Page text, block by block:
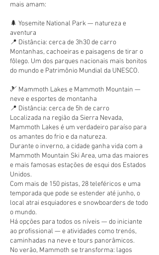
mais amam:
🌲 Yosemite National Park — natureza e
aventura
📍 Distância: cerca de 3h30 de carro
Montanhas, cachoeiras e paisagens de tirar o
fôlego. Um dos parques nacionais mais bonitos
do mundo e Patrimônio Mundial da UNESCO.
🎿 Mammoth Lakes e Mammoth Mountain —
neve e esportes de montanha
📍 Distância: cerca de 5h de carro
Localizada na região da Sierra Nevada,
Mammoth Lakes é um verdadeiro paraíso para
os amantes do frio e da natureza.
Durante o inverno, a cidade ganha vida com a
Mammoth Mountain Ski Area, uma das maiores
e mais famosas estações de esqui dos Estados
Unidos.
Com mais de 150 pistas, 28 teleféricos e uma
temporada que pode se estender até junho, o
local atrai esquiadores e snowboarders de todo
o mundo.
Há opções para todos os níveis — do iniciante
ao profissional — e atividades como trenós,
caminhadas na neve e tours panorâmicos.
No verão, Mammoth se transforma: lagos